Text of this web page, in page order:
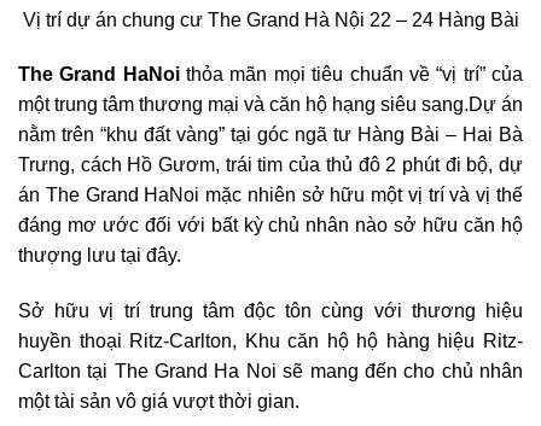
Vị trí dự án chung cư The Grand Hà Nội 22 – 24 Hàng Bài
The Grand HaNoithỏa mãn mọi tiêu chuẩn về “vị trí” của
một trung tâm thương mại và căn hộ hạng siêu sang.Dự án
nằm trên “khu đất vàng” tại góc ngã tư Hàng Bài – Hai Bà
Trưng, cách Hồ Gươm, trái tim của thủ đô 2 phút đi bộ, dự
án The Grand HaNoi mặc nhiên sở hữu một vị trí và vị thế
đáng mơ ước đối với bất kỳ chủ nhân nào sở hữu căn hộ
thượng lưu tại đây.
Sở hữu vị trí trung tâm độc tôn cùng với thương hiệu
huyền thoại Ritz-Carlton, Khu căn hộ hộ hàng hiệu Ritz-
Carlton tại The Grand Ha Noi sẽ mang đến cho chủ nhân
một tài sản vô giá vượt thời gian.